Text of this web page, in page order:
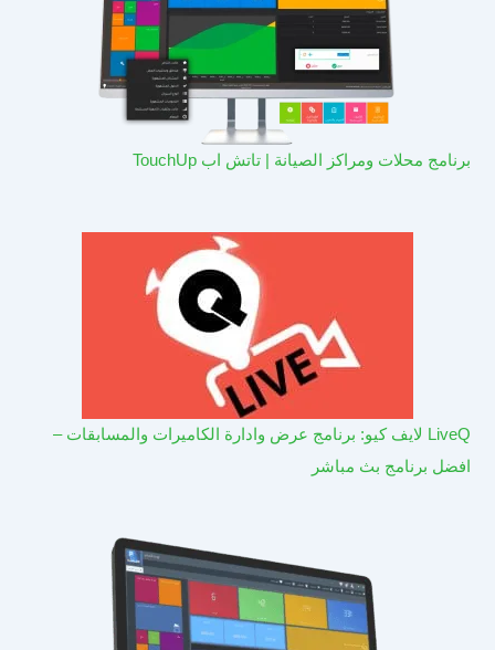
برنامج محلات ومراكز الصيانة | تاتش اب TouchUp
LiveQ لايف كيو: برنامج عرض وادارة الكاميرات والمسابقات –
افضل برنامج بث مباشر